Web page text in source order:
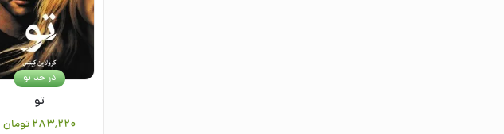
تو
۲۸۳٬۲۲۰تومان
در حد نو